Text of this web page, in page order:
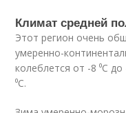
Климат средней
Этот регион очень
умеренно-
колеблется от -8 ⁰С
⁰С.